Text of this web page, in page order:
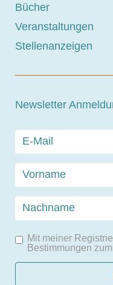
Bücher
Veranstaltungen
Stellenanzeigen
Newsletter
Mit meiner
Bestimmungen zum